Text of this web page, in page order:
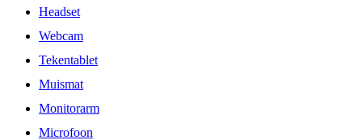
Headset
Webcam
Tekentablet
Muismat
Monitorarm
Microfoon